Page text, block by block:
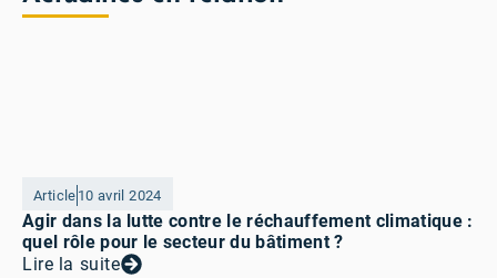
Article 10 avril 2024
Agir dans la lutte contre le réchauffement climatique :
quel rôle pour le secteur du bâtiment ?
Lire la suite